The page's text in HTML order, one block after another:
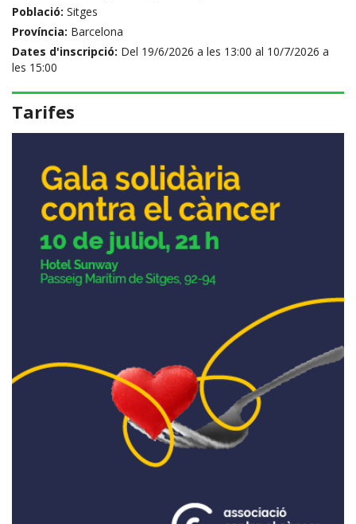
Població: Sitges
Província: Barcelona
Dates d'inscripció: Del 19/6/2026 a les 13:00 al 10/7/2026 a
les 15:00
Tarifes